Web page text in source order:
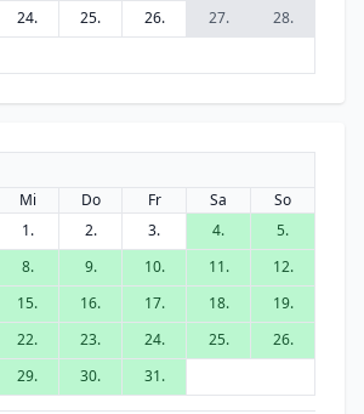
24. 25. 26. 27.
28.
Mi Do Fr Sa
So
1.
2. 3. 4.
5.
8. 9. 10. 11.
12.
15. 16. 17. 18.
19.
22. 23. 24. 25.
26.
29. 30. 31.